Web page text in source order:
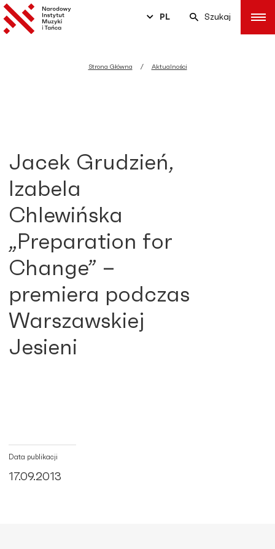
PL Szukaj
Strona Główna Aktualności
Jacek Grudzień,
Izabela
Chlewińska
„Preparation for
Change” –
premiera podczas
Warszawskiej
Jesieni
Data publikacji
17.09.2013